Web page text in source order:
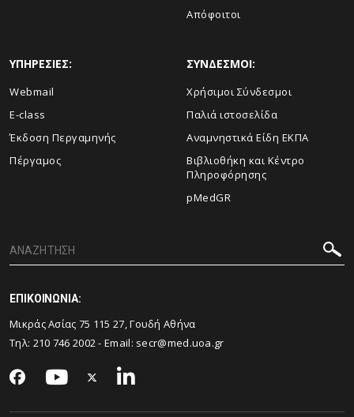
Απόφοιτοι
ΥΠΗΡΕΣΙΕΣ:
Webmail
E-class
Έκδοση Περγαμηνής
Πέργαμος
ΣΥΝΔΕΣΜΟΙ:
Χρήσιμοι Σύνδεσμοι
Παλιά ιστοσελίδα
Αναμνηστικά Είδη ΕΚΠΑ
Βιβλιοθήκη και Κέντρο
Πληροφόρησης
pMedGR
ΕΠΙΚΟΙΝΩΝΙΑ:
Μικράς Ασίας 75 115 27, Γουδή Αθήνα
Τηλ: 210 746 2002 - Email: secr@med.uoa.gr